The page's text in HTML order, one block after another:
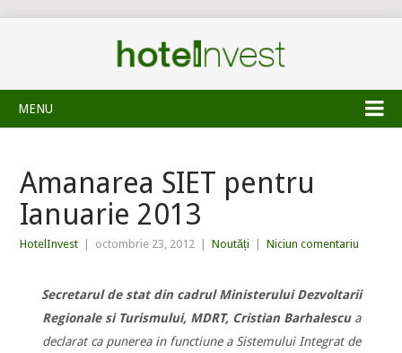
MENU
Amanarea SIET pentru
Ianuarie 2013
HotelInvest octombrie 23, 2012 Noutăți Niciun comentariu
Secretarul de stat din cadrul Ministerului Dezvoltarii
Regionale si Turismului, MDRT, Cristian Barhalescua
declarat ca punerea in functiune a Sistemului Integrat de